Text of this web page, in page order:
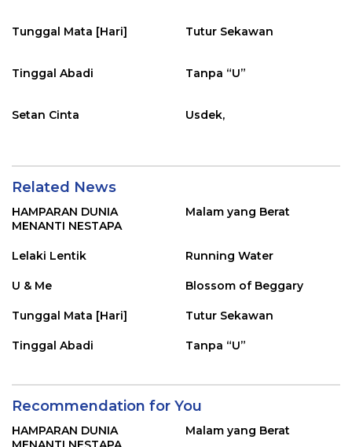
Tunggal Mata [Hari] Tutur Sekawan
Tinggal Abadi Tanpa “U”
Setan Cinta Usdek,
Related News
HAMPARAN DUNIA
MENANTI NESTAPA
Malam yang Berat
Lelaki Lentik Running Water
U & Me Blossom of Beggary
Tunggal Mata [Hari] Tutur Sekawan
Tinggal Abadi Tanpa “U”
Recommendation for You
HAMPARAN DUNIA
Malam yang Berat